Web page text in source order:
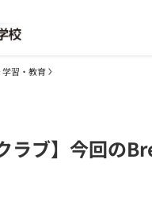
学習・教育
クラブ】今回